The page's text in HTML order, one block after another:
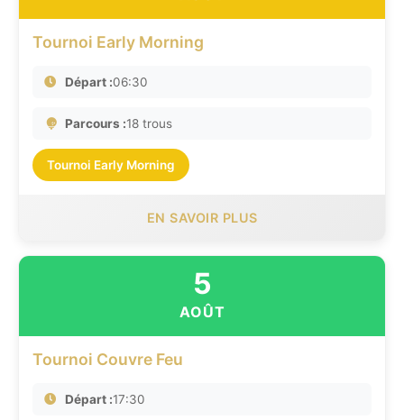
Tournoi Early Morning
Départ :06:30
Parcours :18 trous
Tournoi Early Morning
EN SAVOIR PLUS
5
AOÛT
Tournoi Couvre Feu
Départ :17:30